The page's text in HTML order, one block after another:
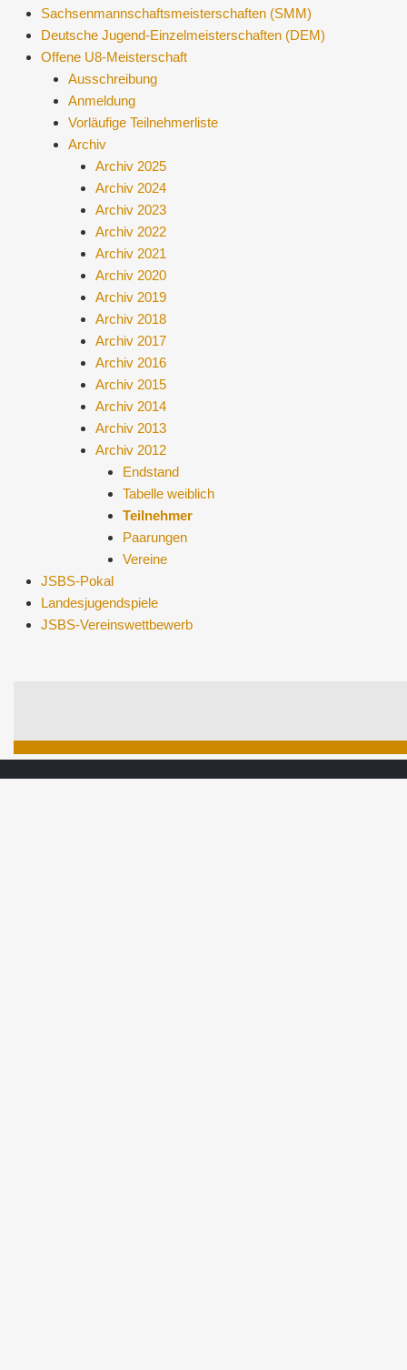
Sachsenmannschaftsmeisterschaften (SMM)
Deutsche Jugend-Einzelmeisterschaften (DEM)
Offene U8-Meisterschaft
Ausschreibung
Anmeldung
Vorläufige Teilnehmerliste
Archiv
Archiv 2025
Archiv 2024
Archiv 2023
Archiv 2022
Archiv 2021
Archiv 2020
Archiv 2019
Archiv 2018
Archiv 2017
Archiv 2016
Archiv 2015
Archiv 2014
Archiv 2013
Archiv 2012
Endstand
Tabelle weiblich
Teilnehmer
Paarungen
Vereine
JSBS-Pokal
Landesjugendspiele
JSBS-Vereinswettbewerb